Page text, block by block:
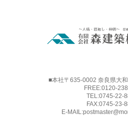
■本社〒635-0002 奈良県大
FREE:0120-
TEL:0745-22-
FAX:0745-23-
E-MAIL: